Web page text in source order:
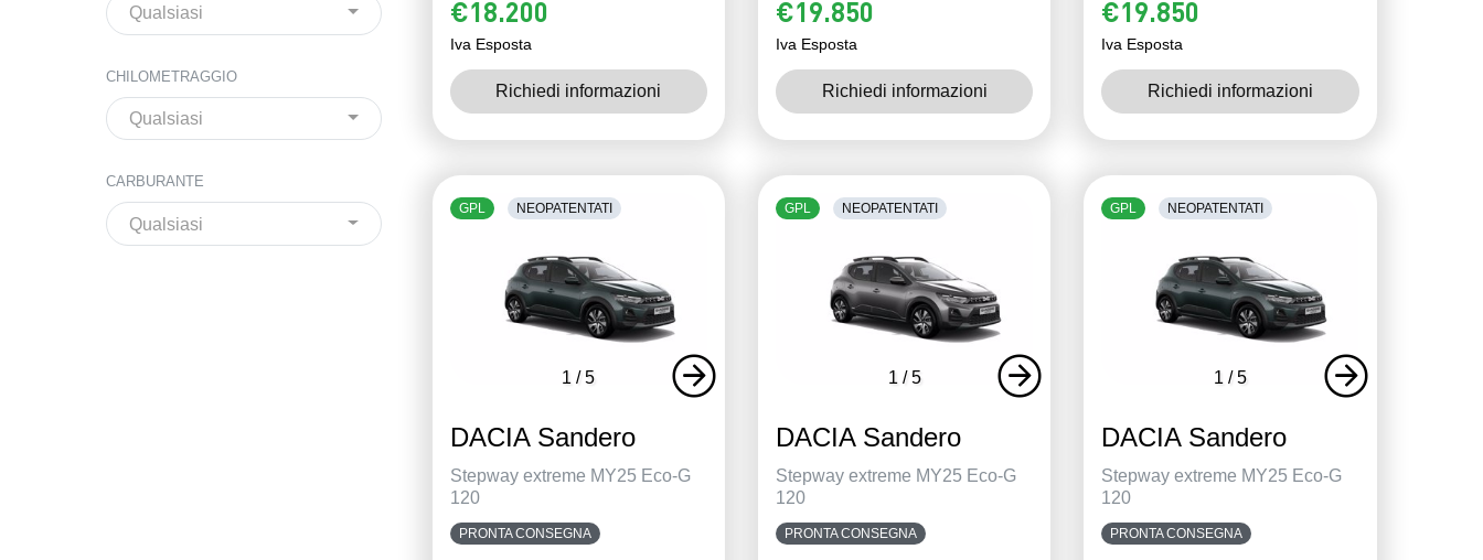
Qualsiasi
CHILOMETRAGGIO
Qualsiasi
CARBURANTE
Qualsiasi
€18.200
Iva Esposta
Richiedi informazioni
€19.850
Iva Esposta
Richiedi informazioni
€19.850
Iva Esposta
Richiedi informazioni
1 /5
GPL NEOPATENTATI
DACIA Sandero
Stepway extreme MY25 Eco-G
120
PRONTA CONSEGNA
1 /5
GPL NEOPATENTATI
DACIA Sandero
Stepway extreme MY25 Eco-G
120
PRONTA CONSEGNA
1 /5
GPL NEOPATENTATI
DACIA Sandero
Stepway extreme MY25 Eco-G
120
PRONTA CONSEGNA